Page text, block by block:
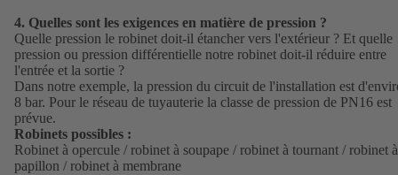
4. Quelles sont les exigences en matière de pression ?
Quelle pression le robinet doit-il étancher vers l'extérieur ? Et quelle
pression ou pression différentielle notre robinet doit-il réduire entre
l'entrée et la sortie ?
Dans notre exemple, la pression du circuit de l'installation est
8 bar. Pour le réseau de tuyauterie la classe de pression de PN16 est
prévue.
Robinets possibles :
Robinet à opercule / robinet à soupape / robinet à tournant / robinet à
papillon / robinet à membrane